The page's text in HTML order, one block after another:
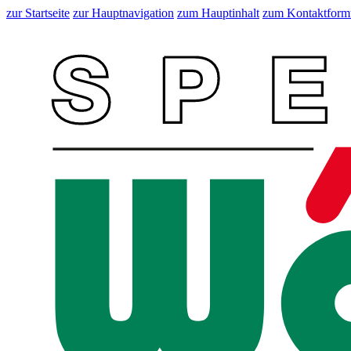
zur Startseite zur Hauptnavigation zum Hauptinhalt zum